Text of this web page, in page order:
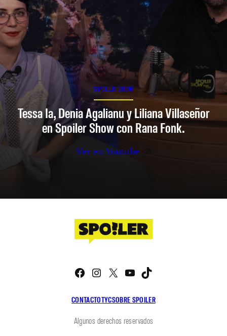
SPOILER SHOW
Tessa Ia, Denia Agalianu y Liliana Villaseñor
en Spoiler Show con Rana Fonk.
Ver en Youtube
CONTACTOTYCSOBRE SPOILER
Facebook
Instagram
X YouTube
Algunos derechos reservados